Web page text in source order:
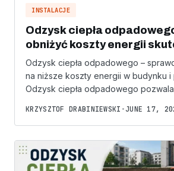
INSTALACJE
Odzysk ciepła
obniżyć koszty energii
Odzysk ciepła odpadowego –
na niższe koszty energii w budynku i
Odzysk ciepła odpadowego
KRZYSZTOF DRABINIEWSKI • JUNE 17,